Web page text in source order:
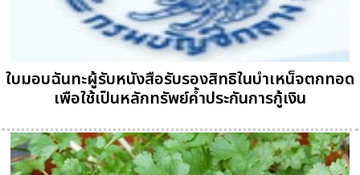
ใบมอบฉันทะผู้รับหนังสือรับรองสิทธิในบำเหน็จตกทอด
เพือใช้เป็นหลักทรัพย์ค้ำประกันการกู้เงิน